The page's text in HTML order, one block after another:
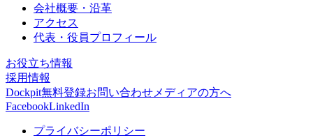
会社概要・沿革
アクセス
代表・役員プロフィール
お役立ち情報
採用情報
Dockpit無料登録お問い合わせ メディアの方へ
FacebookLinkedIn
プライバシーポリシー